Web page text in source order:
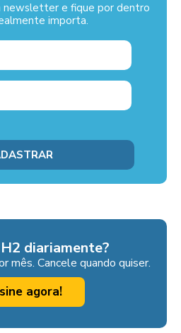
newsletter e fique por dentro
importa.
diariamente?
mês. Cancele quando quiser.
agora!